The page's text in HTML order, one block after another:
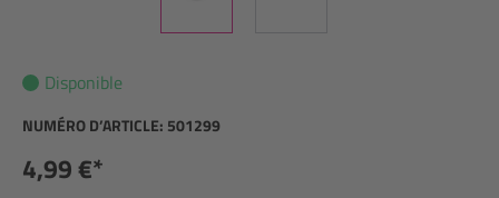
Disponible
NUMÉRO D’ARTICLE: 501299
4,99 €*